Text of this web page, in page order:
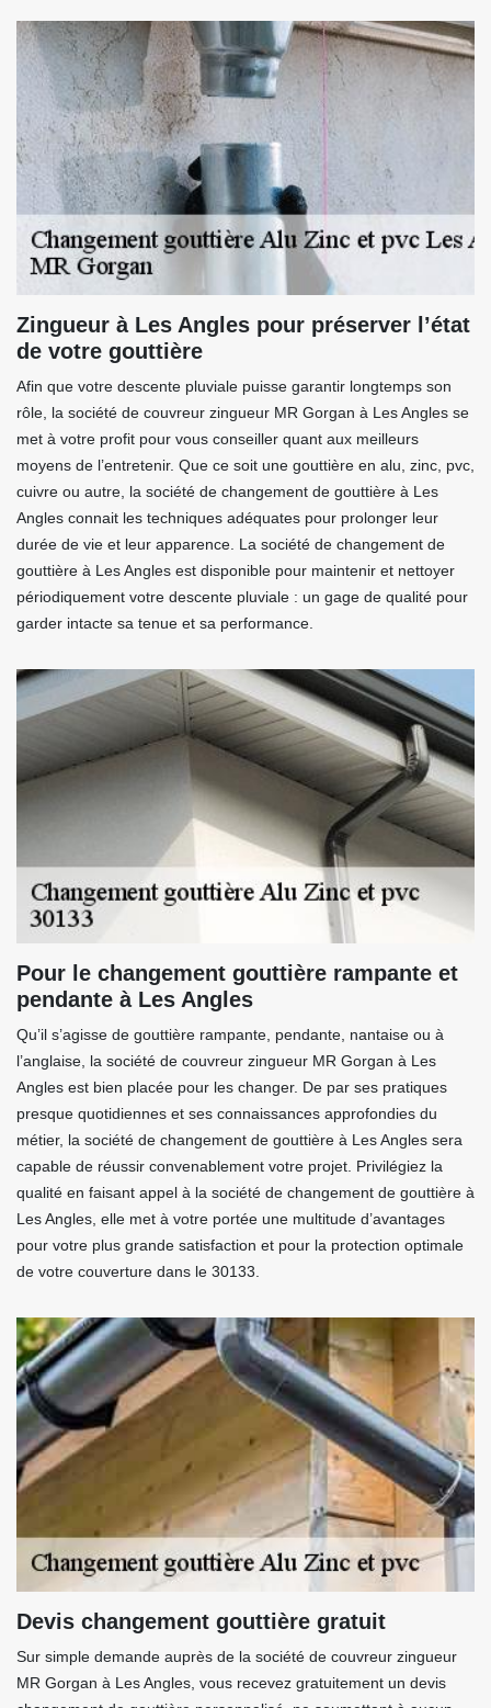
Zingueur à Les Angles pour préserver l’état
de votre gouttière
Afin que votre descente pluviale puisse garantir longtemps son
rôle, la société de couvreur zingueur MR Gorgan à Les Angles se
met à votre profit pour vous conseiller quant aux meilleurs
moyens de l’entretenir. Que ce soit une gouttière en alu, zinc, pvc,
cuivre ou autre, la société de changement de gouttière à Les
Angles connait les techniques adéquates pour prolonger leur
durée de vie et leur apparence. La société de changement de
gouttière à Les Angles est disponible pour maintenir et nettoyer
périodiquement votre descente pluviale : un gage de qualité pour
garder intacte sa tenue et sa performance.
Pour le changement gouttière rampante et
pendante à Les Angles
Qu’il s’agisse de gouttière rampante, pendante, nantaise ou à
l’anglaise, la société de couvreur zingueur MR Gorgan à Les
Angles est bien placée pour les changer. De par ses pratiques
presque quotidiennes et ses connaissances approfondies du
métier, la société de changement de gouttière à Les Angles sera
capable de réussir convenablement votre projet. Privilégiez la
qualité en faisant appel à la société de changement de gouttière à
Les Angles, elle met à votre portée une multitude d’avantages
pour votre plus grande satisfaction et pour la protection optimale
de votre couverture dans le 30133.
Devis changement gouttière gratuit
Sur simple demande auprès de la société de couvreur zingueur
MR Gorgan à Les Angles, vous recevez gratuitement un devis